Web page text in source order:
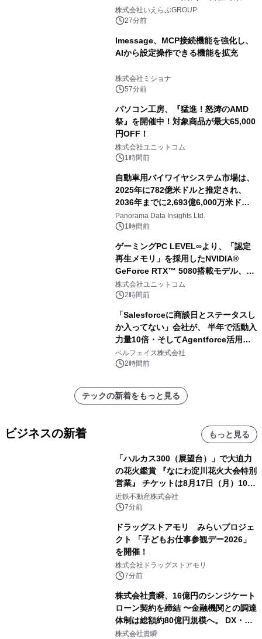
る力」―｜いえらぶGROUP
株式会社いえらぶGROUP
27分前
lmessage、MCP接続機能を強化し、
AIから設定操作できる機能を拡充
株式会社ミショナ
57分前
パソコン工房、『猛進！怒涛のAMD
祭』を開催中！対象商品が最大65,000
円OFF！
株式会社ユニットコム
1時間前
自動車用バイワイヤシステム市場は、
2025年に782億米ドルと推定され、
2036年までに2,693億6,000万米ドル
に達すると予測されており、予測期間
（2026年～2036年）
Panorama Data Insights Ltd.
1時間前
ゲーミングPC LEVEL∞より、「認定
再生メモリ」を採用したNVIDIA®
GeForce RTX™ 5080搭載モデル、
NVIDIA® GeForce RTX™ 5070 Ti搭
載モデルを販売開始
株式会社ユニットコム
2時間前
「Salesforceに商談日とステータスし
か入ってない」会社が、 半年で活動入
力量10倍・そしてAgentforce活用へ
── 敷島住宅×bellSalesAI事例公開
ベルフェイス株式会社
2時間前
テックの新着をもっと見る
ビジネスの新着 もっと見る
「ハルカス300（展望台）」で大迫力
の花火鑑賞 『なにわ淀川花火大会特別
営業』 チケットは8月17日（月）10時
00分から販売開始！
近鉄不動産株式会社
7分前
ドラッグストアモリ みらいプロジェ
クト 「子どもお仕事参観デー2026」
を開催！
株式会社ドラッグストアモリ
7分前
株式会社貴瞬、16億円のシンジケート
ローン契約を締結 〜金融機関との調達
体制は総額約80億円規模へ。 DX・海
外展開をはじめとした成長投資を加速
株式会社貴瞬